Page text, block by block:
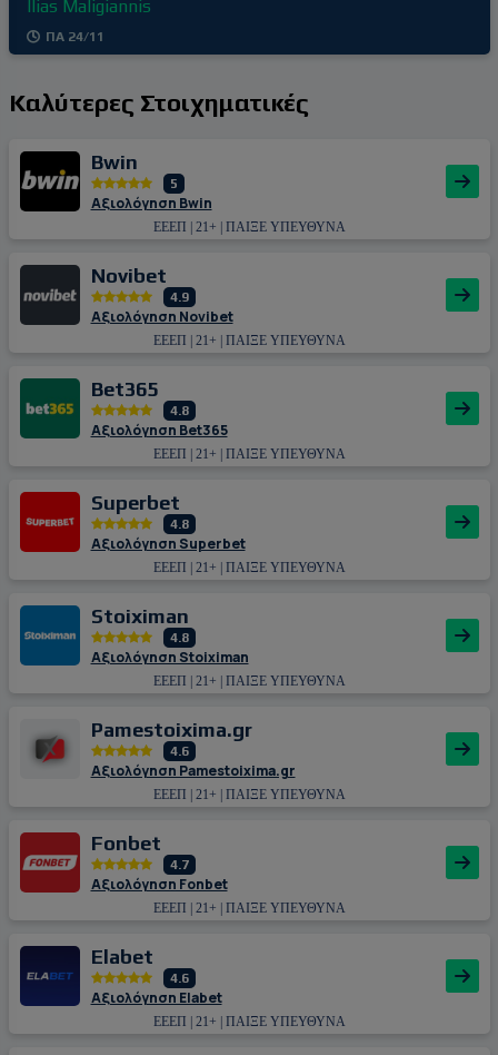
Ilias Maligiannis
ΠΑ 24/11
Καλύτερες Στοιχηματικές
Bwin
5
Αξιολόγηση Bwin
ΕΕΕΠ | 21+ | ΠΑΙΞΕ ΥΠΕΥΘΥΝΑ
Novibet
4.9
Αξιολόγηση Novibet
ΕΕΕΠ | 21+ | ΠΑΙΞΕ ΥΠΕΥΘΥΝΑ
Bet365
4.8
Αξιολόγηση Bet365
ΕΕΕΠ | 21+ | ΠΑΙΞΕ ΥΠΕΥΘΥΝΑ
Superbet
4.8
Αξιολόγηση Superbet
ΕΕΕΠ | 21+ | ΠΑΙΞΕ ΥΠΕΥΘΥΝΑ
Stoiximan
4.8
Αξιολόγηση Stoiximan
ΕΕΕΠ | 21+ | ΠΑΙΞΕ ΥΠΕΥΘΥΝΑ
Pamestoixima.gr
4.6
Αξιολόγηση Pamestoixima.gr
ΕΕΕΠ | 21+ | ΠΑΙΞΕ ΥΠΕΥΘΥΝΑ
Fonbet
4.7
Αξιολόγηση Fonbet
ΕΕΕΠ | 21+ | ΠΑΙΞΕ ΥΠΕΥΘΥΝΑ
Εlabet
4.6
Αξιολόγηση Εlabet
ΕΕΕΠ | 21+ | ΠΑΙΞΕ ΥΠΕΥΘΥΝΑ